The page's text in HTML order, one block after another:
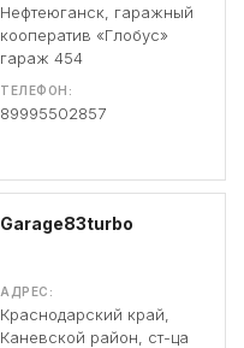
Нефтеюганск, гаражный
кооператив «Глобус»
гараж 454
ТЕЛЕФОН:
89995502857
Garage83turbo
АДРЕС:
Краснодарский край,
Каневской район, ст-ца